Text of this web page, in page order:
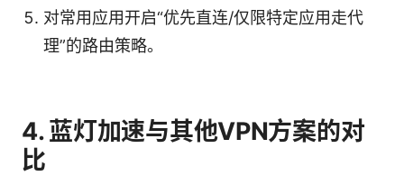
对常用应用开启“优先直连/仅限特定应用走代
理”的路由策略。
4. 蓝灯加速与其他VPN方案的对
比